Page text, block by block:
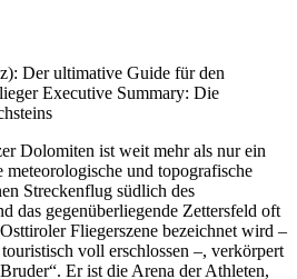
Der ultimative Guide für den
Executive Summary: Die
Dolomiten ist weit mehr als nur ein
meteorologische und topografische
Streckenflug südlich des
das gegenüberliegende Zettersfeld oft
Fliegerszene bezeichnet wird –
voll erschlossen –, verkörpert
Er ist die Arena der Athleten,